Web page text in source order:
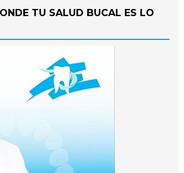
TU SALUD BUCAL ES LO